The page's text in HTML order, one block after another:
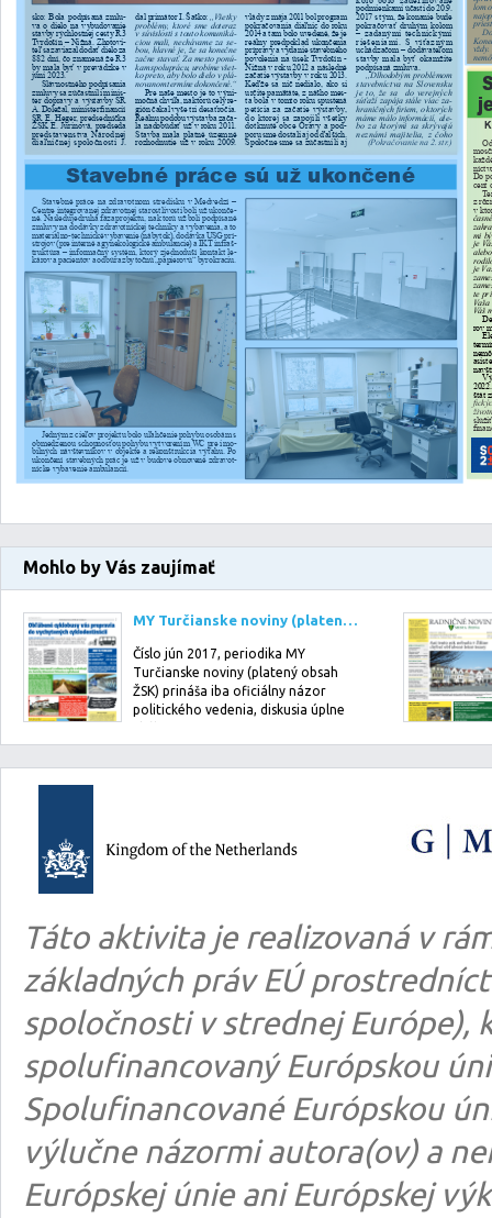
Mohlo by Vás zaujímať
MY Turčianske noviny (platený obsah ŽSK): jún 2017
Číslo jún 2017, periodika MY
Turčianske noviny (platený obsah
ŽSK) prináša iba oficiálny názor
politického vedenia, diskusia úplne
Táto aktivita je realizovaná v
základných práv EÚ
spoločnosti v strednej Európe),
spolufinancovaný Európskou
Spolufinancované Európskou
výlučne názormi autora(ov) a
Európskej únie ani Európskej